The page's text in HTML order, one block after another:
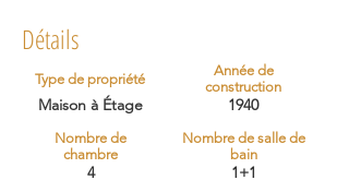
Détails
Type de propriété
Maison à Étage
Nombre de
chambre
4
Année de
construction
1940
Nombre de salle de
bain
1+1